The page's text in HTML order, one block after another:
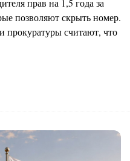
прав на 1,5 года за
позволяют скрыть номер.
прокуратуры считают, что